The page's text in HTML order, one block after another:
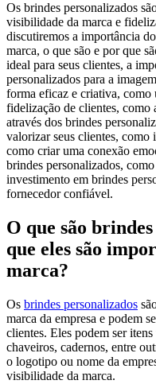
Os brindes personalizados
visibilidade da marca e
discutiremos a importância
marca, o que são e por que
ideal para seus clientes, a
personalizados para a
forma eficaz e criativa, como
fidelização de clientes, como
através dos brindes
valorizar seus clientes, como
como criar uma conexão
brindes personalizados,
investimento em brindes
fornecedor confiável.
O que são
que eles são
marca?
Os brindes personalizados
marca da empresa e podem
clientes. Eles podem ser
chaveiros, cadernos, entre
o logotipo ou nome da
visibilidade da marca.